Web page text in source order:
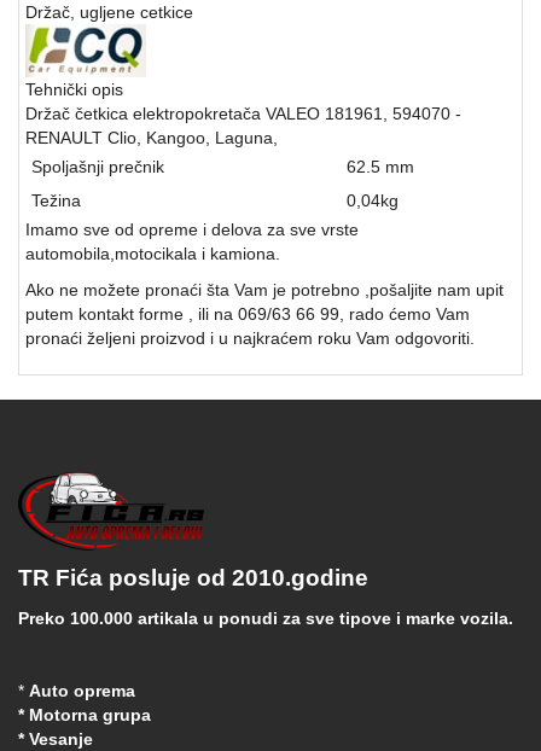
Držač, ugljene cetkice
Tehnički opis
Držač četkica elektropokretača VALEO 181961, 594070 -
RENAULT Clio, Kangoo, Laguna,
Spoljašnji prečnik
62.5 mm
Težina
0,04kg
Imamo sve od opreme i delova za sve vrste
automobila,motocikala i kamiona.
Ako ne možete pronaći šta Vam je potrebno ,pošaljite nam upit
putem kontakt forme , ili na 069/63 66 99, rado ćemo Vam
pronaći željeni proizvod i u najkraćem roku Vam odgovoriti.
TR Fića posluje od 2010.godine
Preko 100.000 artikala u ponudi za sve tipove i marke vozila.
* Auto oprema
* Motorna grupa
* Vesanje